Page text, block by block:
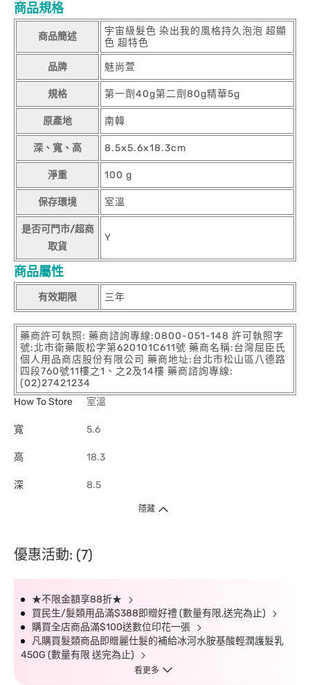
商品規格
商品簡述
宇宙級髮色 染出我的風格持久泡泡 超顯
色 超特色
品牌 魅尚萱
規格 第一劑40g第二劑80g精華5g
原產地 南韓
深、寬、高 8.5x5.6x18.3cm
淨重 100 g
保存環境 室溫
是否可門市/超商
取貨
Y
商品屬性
有效期限 三年
藥商許可執照: 藥商諮詢專線:0800-051-148 許可執照字
號:北市衛藥販松字第620101C611號 藥商名稱:台灣屈臣氏
個人用品商店股份有限公司 藥商地址:台北市松山區八德路
四段760號11樓之1、之2及14樓 藥商諮詢專線:
(02)27421234
How To Store
室溫
寬 5.6
高 18.3
深 8.5
隱藏
優惠活動: (7)
★不限金額享88折★
買民生/髮類用品滿$388即贈好禮 (數量有限,送完為止)
購買全店商品滿$100送數位印花一張
凡購買髮類商品即贈麗仕髮的補給冰河水胺基酸輕潤護髮乳
450G (數量有限 送完為止)
看更多